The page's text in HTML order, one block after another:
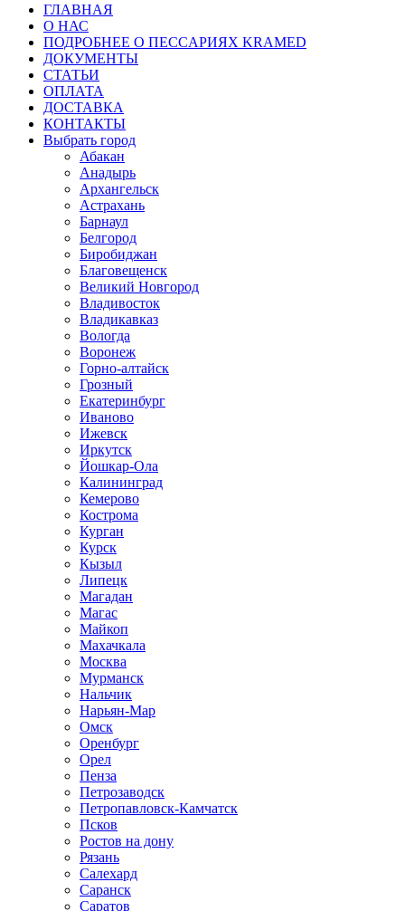
ГЛАВНАЯ
О НАС
ПОДРОБНЕЕ О ПEСCАРИЯХ KRAMED
ДОКУМЕНТЫ
СТАТЬИ
ОПЛАТА
ДОСТАВКА
КОНТАКТЫ
Выбрать город
Абакан
Анадырь
Архангельск
Астрахань
Барнаул
Белгород
Биробиджан
Благовещенск
Великий Новгород
Владивосток
Владикавказ
Вологда
Воронеж
Горно-алтайск
Грозный
Екатеринбург
Иваново
Ижевск
Иркутск
Йошкар-Ола
Калининград
Кемерово
Кострома
Курган
Курск
Кызыл
Липецк
Магадан
Магас
Майкоп
Махачкала
Москва
Мурманск
Нальчик
Нарьян-Мар
Омск
Оренбург
Орел
Пенза
Петрозаводск
Петропавловск-Камчатск
Псков
Ростов на дону
Рязань
Салехард
Саранск
Саратов